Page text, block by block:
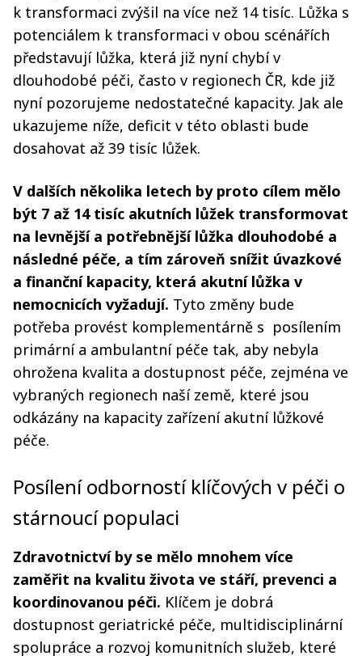
k transformaci zvýšil na více než 14 tisíc. Lůžka s
potenciálem k transformaci v obou scénářích
představují lůžka, která již nyní chybí v
dlouhodobé péči, často v regionech ČR, kde již
nyní pozorujeme nedostatečné kapacity. Jak ale
ukazujeme níže, deficit v této oblasti bude
dosahovat až 39 tisíc lůžek.
V dalších několika letech by proto cílem mělo
být 7 až 14 tisíc akutních lůžek transformovat
na levnější a potřebnější lůžka dlouhodobé a
následné péče, a tím zároveň snížit úvazkové
a finanční kapacity, která akutní lůžka v
nemocnicích vyžadují. Tyto změny bude
potřeba provést komplementárně s posílením
primární a ambulantní péče tak, aby nebyla
ohrožena kvalita a dostupnost péče, zejména ve
vybraných regionech naší země, které jsou
odkázány na kapacity zařízení akutní lůžkové
péče.
Posílení odborností klíčových v péči o
stárnoucí populaci
Zdravotnictví by se mělo mnohem více
zaměřit na kvalitu života ve stáří, prevenci a
koordinovanou péči. Klíčem je dobrá
dostupnost geriatrické péče, multidisciplinární
spolupráce a rozvoj komunitních služeb, které